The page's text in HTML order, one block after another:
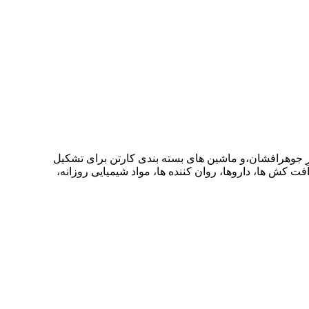
جوهرافشان،و ماشین های بسته بندی کارتن برای تشکیل
کش ها، داروها، روان کننده ها، مواد شیمیایی روزانه،